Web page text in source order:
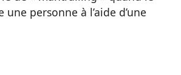
une personne à l’aide d’une